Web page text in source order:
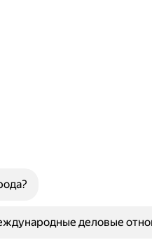
деловые